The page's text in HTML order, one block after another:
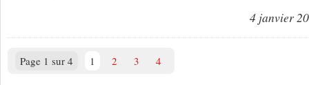
4 janvier
Page 1 sur 4 1 2 3 4